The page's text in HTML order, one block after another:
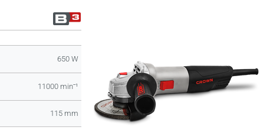
650 W
11000 minˉ¹
115 mm